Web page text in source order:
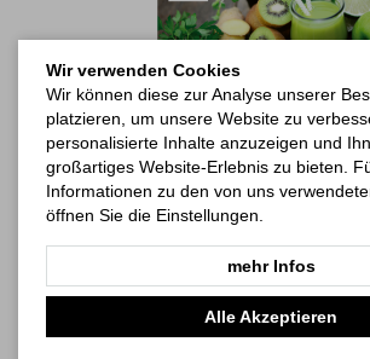
Wir verwenden Cookies
Wir können diese zur Analyse unserer
platzieren, um unsere Website zu
personalisierte Inhalte anzuzeigen und
großartiges Website-Erlebnis zu bieten.
Informationen zu den von uns
öffnen Sie die Einstellungen.
mehr Infos
Alle Akzeptieren